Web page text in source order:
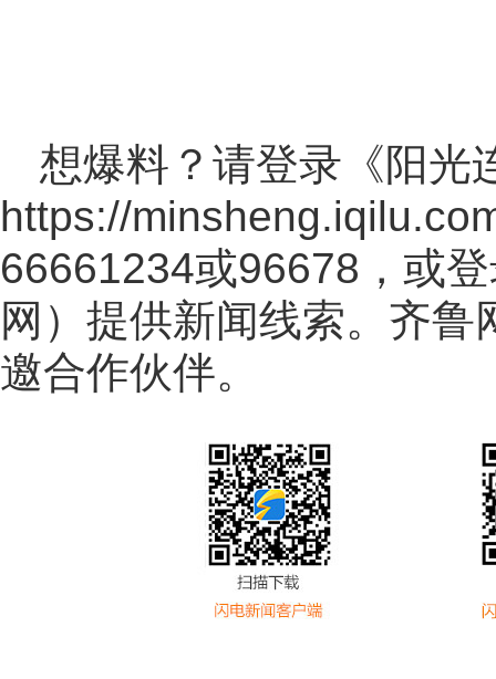
想爆料？请登录《阳光
https://
66661234或96678，或
网 ）提供新闻线索。齐鲁
邀合作伙伴。